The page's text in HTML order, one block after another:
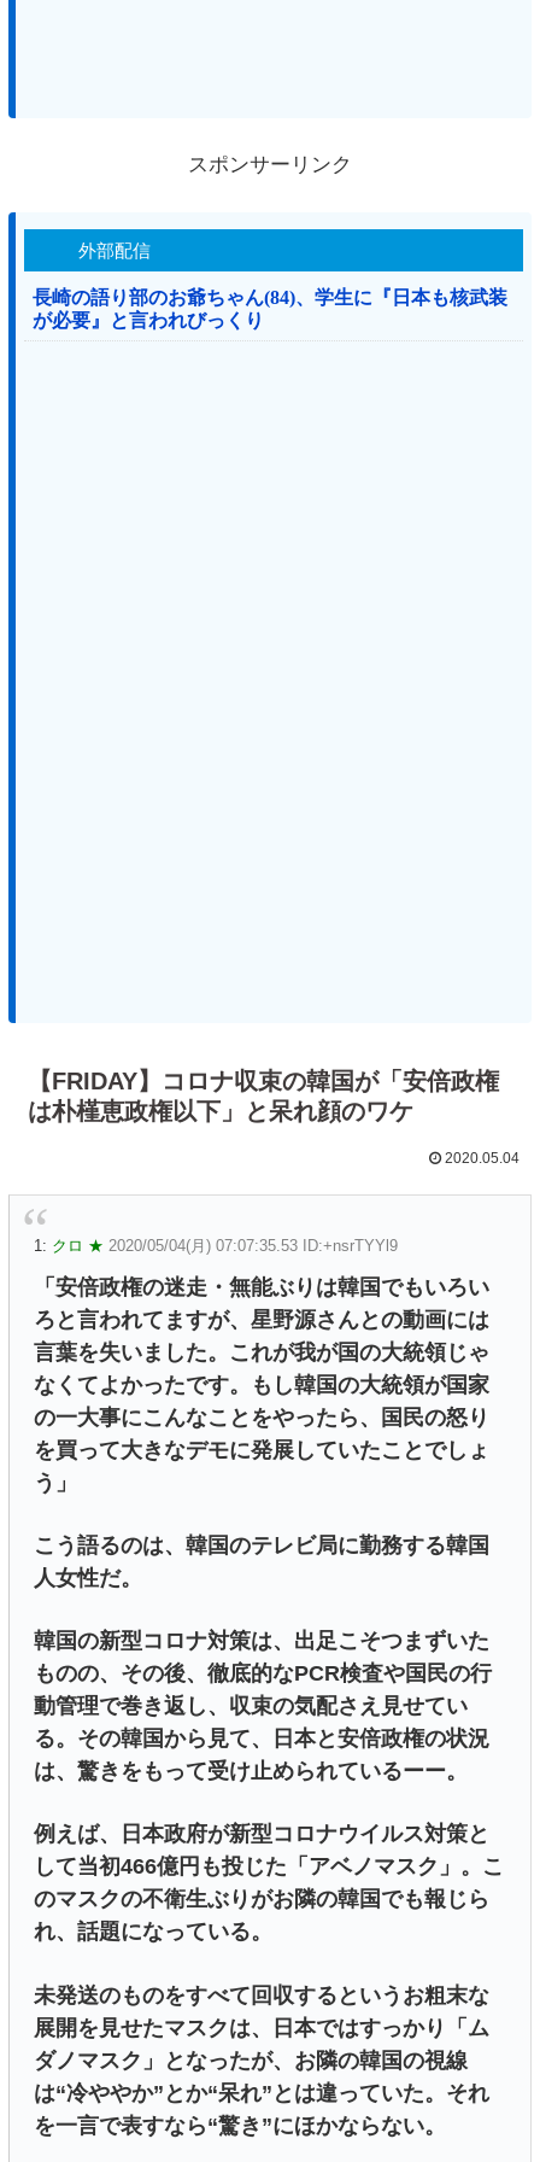
スポンサーリンク
外部配信
長崎の語り部のお爺ちゃん(84)、学生に『日本も核武装
が必要』と言われびっくり
【FRIDAY】コロナ収束の韓国が「安倍政権
は朴槿恵政権以下」と呆れ顔のワケ
2020.05.04
1: クロ ★ 2020/05/04(月) 07:07:35.53 ID:+nsrTYYl9
「安倍政権の迷走・無能ぶりは韓国でもいろい
ろと言われてますが、星野源さんとの動画には
言葉を失いました。これが我が国の大統領じゃ
なくてよかったです。もし韓国の大統領が国家
の一大事にこんなことをやったら、国民の怒り
を買って大きなデモに発展していたことでしょ
う」
こう語るのは、韓国のテレビ局に勤務する韓国
人女性だ。
韓国の新型コロナ対策は、出足こそつまずいた
ものの、その後、徹底的なPCR検査や国民の行
動管理で巻き返し、収束の気配さえ見せてい
る。その韓国から見て、日本と安倍政権の状況
は、驚きをもって受け止められているーー。
例えば、日本政府が新型コロナウイルス対策と
して当初466億円も投じた「アベノマスク」。こ
のマスクの不衛生ぶりがお隣の韓国でも報じら
れ、話題になっている。
未発送のものをすべて回収するというお粗末な
展開を見せたマスクは、日本ではすっかり「ム
ダノマスク」となったが、お隣の韓国の視線
は“冷ややか”とか“呆れ”とは違っていた。それ
を一言で表すなら“驚き”にほかならない。